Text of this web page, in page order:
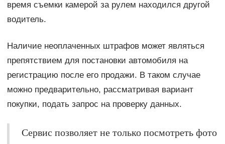
время съемки камерой за рулем находился другой
водитель.
Наличие неоплаченных штрафов может являться
препятствием для постановки автомобиля на
регистрацию после его продажи. В таком случае
можно предварительно, рассматривая вариант
покупки, подать запрос на проверку данных.
Сервис позволяет не только посмотреть фото